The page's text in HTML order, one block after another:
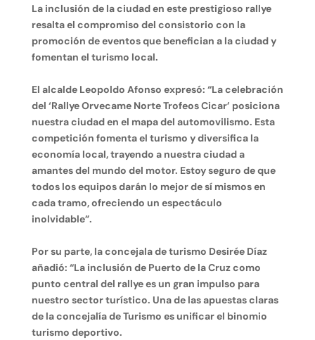
La inclusión de la ciudad en este prestigioso rallye
resalta el compromiso del consistorio con la
promoción de eventos que benefician a la ciudad y
fomentan el turismo local.
El alcalde Leopoldo Afonso expresó: “La celebración
del ‘Rallye Orvecame Norte Trofeos Cicar’ posiciona
nuestra ciudad en el mapa del automovilismo. Esta
competición fomenta el turismo y diversifica la
economía local, trayendo a nuestra ciudad a
amantes del mundo del motor. Estoy seguro de que
todos los equipos darán lo mejor de sí mismos en
cada tramo, ofreciendo un espectáculo
inolvidable”.
Por su parte, la concejala de turismo Desirée Díaz
añadió: “La inclusión de Puerto de la Cruz como
punto central del rallye es un gran impulso para
nuestro sector turístico. Una de las apuestas claras
de la concejalía de Turismo es unificar el binomio
turismo deportivo.